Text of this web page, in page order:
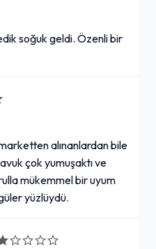
soğuk geldi. Özenli bir
alınanlardan bile
çok yumuşaktı ve
mükemmel bir uyum
yüzlüydü.